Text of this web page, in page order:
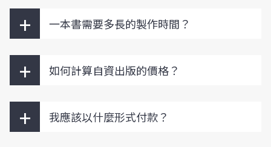
+ 一本書需要多長的製作時間？
+ 如何計算自資出版的價格？
+ 我應該以什麼形式付款？